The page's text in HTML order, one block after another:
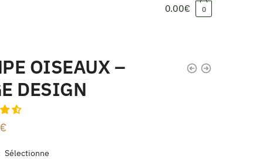
0.00€ 0
OISEAUX –
DESIGN
€
Sélectionne